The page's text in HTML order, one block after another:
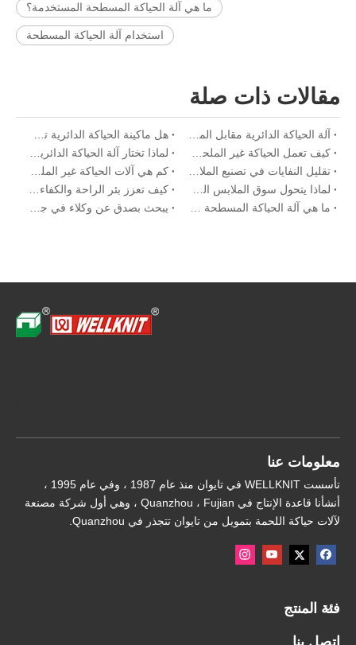
ما هي آلة الحياكة المسطحة المستخدمة؟
استخدام آلة الحياكة المسطحة
مقالات ذات صلة
هل ماكينة الحياكة الدائرية تستحق الشراء؟
آلة الحياكة الدائرية مقابل المسطحة: دليل المقارنة المرئية
لماذا تختار آلة الحياكة الدائرية للبدلات الرسمية
كيف تعمل الحياكة غير الملحومة على تعزيز التنفس وتتناسب مع اللانغى البيئي
كم هي آلات الحياكة غير الملحومة إحداث ثورة في إنتاج الملابس الداخلية الرياضية
تقليل النفايات في تصنيع الملابس الداخلية مع حلول حياكة سلسة
كيف تعزز بئر الراحة والكفاءة في إنتاج الملابس الداخلية السلس
لماذا يتحول سوق الملابس الداخلية العالمية إلى حلول ملابس داخلية سلسة
يبحث بصدق عن وكلاء في جميع أنحاء العالم
ما هي آلة الحياكة المسطحة المستخدمة؟
معلومات عنا
تأسست WELLKNIT في تايوان منذ عام 1987 ، وفي عام 1995 ،
أنشأنا قاعدة الإنتاج في Quanzhou ، Fujian ، وهي أول شركة مصنعة
لآلات حياكة اللحمة بتمويل من تايوان تتجذر في Quanzhou.
فئة المنتج